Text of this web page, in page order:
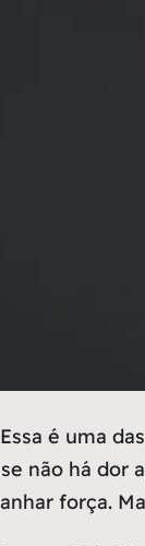
é uma
não há dor
força.